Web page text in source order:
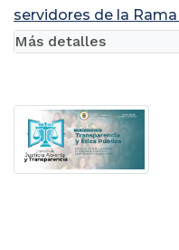
servidores de la
Más detalles